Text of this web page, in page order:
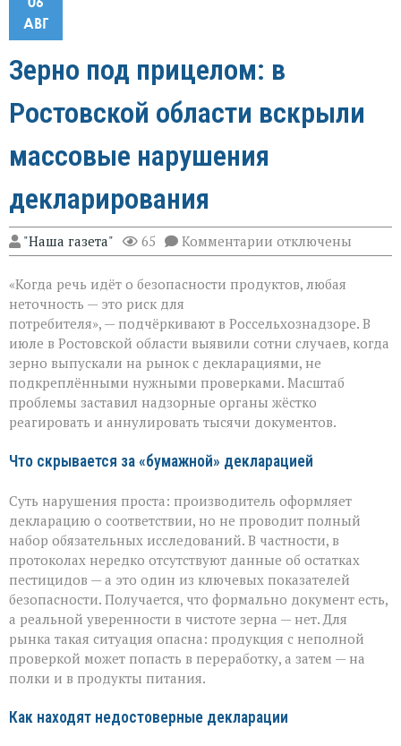
АВГ
Зерно под прицелом: в
Ростовской области вскрыли
массовые нарушения
декларирования
"Наша газета" 65 Комментарии к
записи
под
Ростовской
области
вскрыли
массовые
нарушения
декларирования
отключены
«Когда речь идёт о безопасности продуктов, любая
неточность — это риск для
потребителя», — подчёркивают в Россельхознадзоре. В
июле в Ростовской области выявили сотни случаев, когда
зерно выпускали на рынок с декларациями, не
подкреплёнными нужными проверками. Масштаб
проблемы заставил надзорные органы жёстко
реагировать и аннулировать тысячи документов.
Что скрывается за «бумажной» декларацией
Суть нарушения проста: производитель оформляет
декларацию о соответствии, но не проводит полный
набор обязательных исследований. В частности, в
протоколах нередко отсутствуют данные об остатках
пестицидов — а это один из ключевых показателей
безопасности. Получается, что формально документ есть,
а реальной уверенности в чистоте зерна — нет. Для
рынка такая ситуация опасна: продукция с неполной
проверкой может попасть в переработку, а затем — на
полки и в продукты питания.
Как находят недостоверные декларации